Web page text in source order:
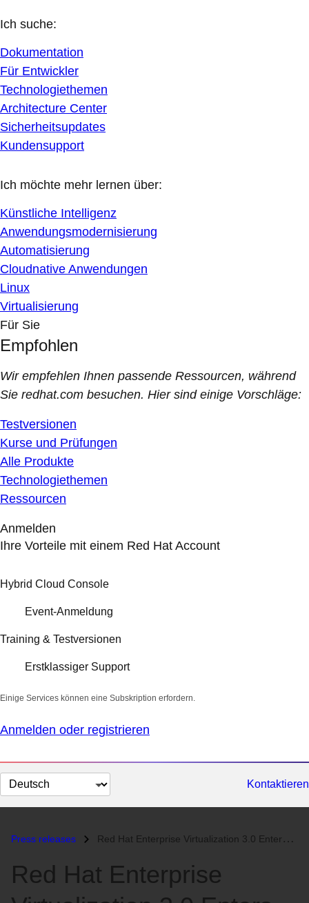
Ich suche:
Dokumentation
Für Entwickler
Technologiethemen
Architecture Center
Sicherheitsupdates
Kundensupport
Ich möchte mehr lernen über:
Künstliche Intelligenz
Anwendungsmodernisierung
Automatisierung
Cloudnative Anwendungen
Linux
Virtualisierung
Für Sie
Empfohlen
Wir empfehlen Ihnen passende Ressourcen, während
Sie redhat.com besuchen. Hier sind einige Vorschläge:
Testversionen
Kurse und Prüfungen
Alle Produkte
Technologiethemen
Ressourcen
Anmelden
Ihre Vorteile mit einem Red Hat Account
Hybrid Cloud Console
Event-Anmeldung
Training & Testversionen
Erstklassiger Support
Einige Services können eine Subskription erfordern.
Anmelden oder registrieren
Sprache
auswählen
Kontaktieren
Press releases Red Hat Enterprise Virtualization 3.0 Enters Market with Backing of St...
Red Hat Enterprise